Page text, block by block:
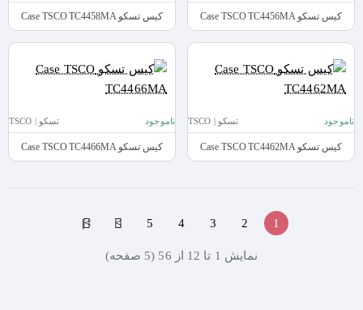
کیس تسکو Case TSCO TC4456MA کیس تسکو Case TSCO TC4458MA
ناموجود تسکو | TSCO
کیس تسکو Case TSCO TC4462MA
ناموجود تسکو | TSCO
کیس تسکو Case TSCO TC4466MA
1
2
3
4
5
>
>|
نمايش 1 تا 12 از 56 (5 صفحه)